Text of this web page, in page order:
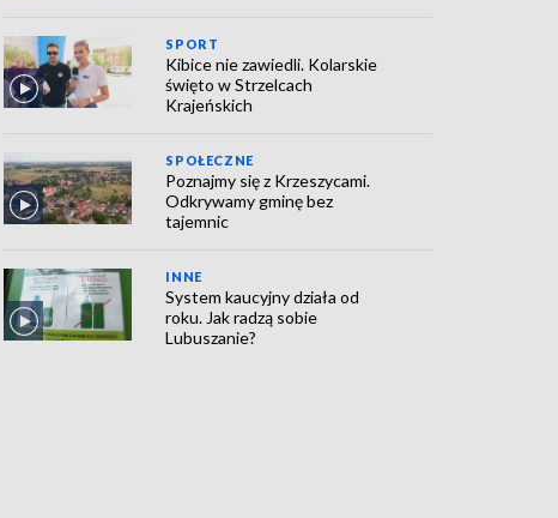
SPORT
Kibice nie zawiedli. Kolarskie
święto w Strzelcach
Krajeńskich
SPOŁECZNE
Poznajmy się z Krzeszycami.
Odkrywamy gminę bez
tajemnic
INNE
System kaucyjny działa od
roku. Jak radzą sobie
Lubuszanie?